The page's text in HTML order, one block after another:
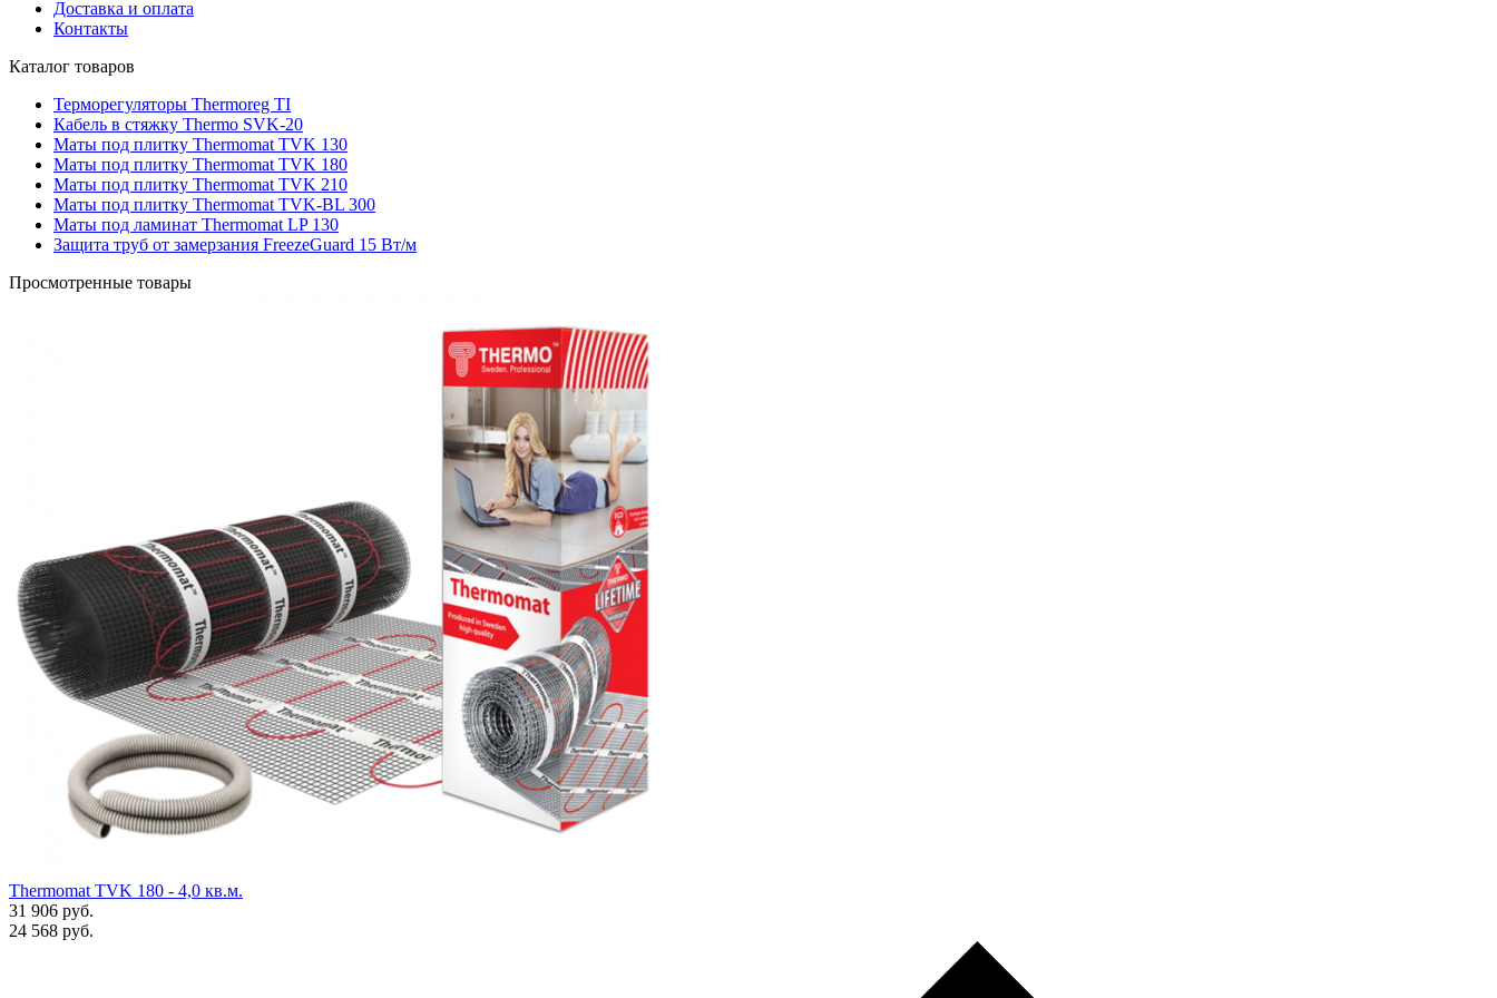
Доставка и оплата
Контакты
Каталог товаров
Терморегуляторы Thermoreg TI
Кабель в стяжку Thermo SVK-20
Маты под плитку Thermomat TVK 130
Маты под плитку Thermomat TVK 180
Маты под плитку Thermomat TVK 210
Маты под плитку Thermomat TVK-BL 300
Маты под ламинат Thermomat LP 130
Защита труб от замерзания FreezeGuard 15 Вт/м
Просмотренные товары
Thermomat TVK 180 - 4,0 кв.м.
31 906 руб.
24 568 руб.